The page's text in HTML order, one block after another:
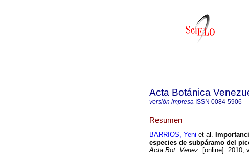
Acta Botánica
versión impresa ISSN 0084-5906
Resumen
BARRIOS, Yeni et al.
especies de subpáramo del
Acta Bot. Venez. [online]. 2010,